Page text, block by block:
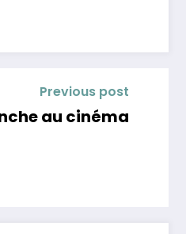
Previous post
au cinéma